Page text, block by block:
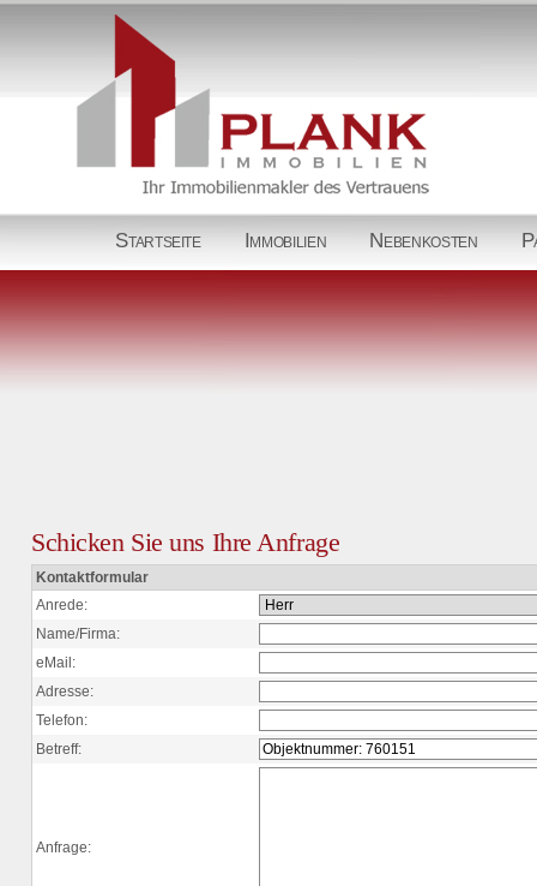
Startseite Immobilien Nebenkosten
Schicken Sie uns Ihre Anfrage
Kontaktformular
Anrede:
Name/Firma:
eMail:
Adresse:
Telefon:
Betreff:
Anfrage: